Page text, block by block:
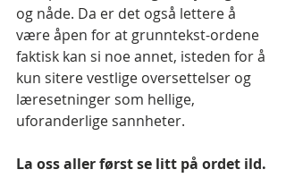
og nåde. Da er det også lettere å
være åpen for at grunntekst-ordene
faktisk kan si noe annet, isteden for å
kun sitere vestlige oversettelser og
læresetninger som hellige,
uforanderlige sannheter.
La oss aller først se litt på ordet ild.